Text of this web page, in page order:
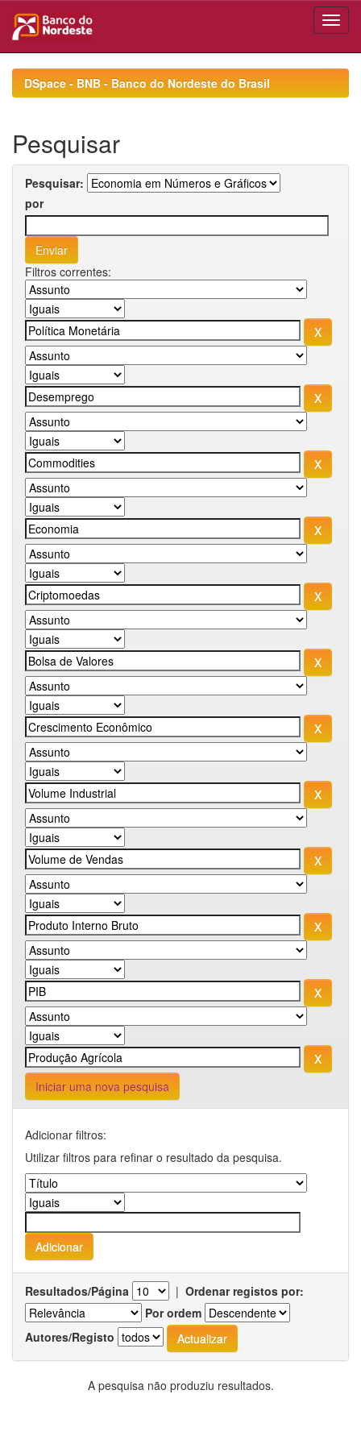
navigationDSpace - BNB - Banco do Nordeste do Brasil
Pesquisar
Pesquisar:
por
Filtros correntes:
Iniciar uma nova pesquisa
Adicionar filtros:
Utilizar filtros para refinar o resultado da pesquisa.
Resultados/Página | Ordenar registos por:
Por ordem
Autores/Registo
A pesquisa não produziu resultados.